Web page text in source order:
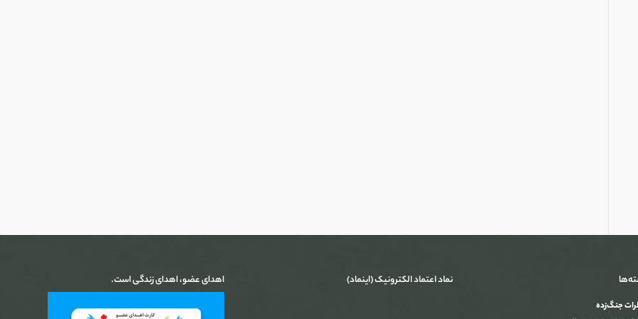
جنگ‌‌زده
نماد اعتماد الکترونیک (اینماد) اهدای عضو، اهدای زندگی است.